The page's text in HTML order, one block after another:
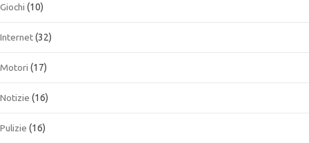
Giochi (10)
Internet(32)
Motori (17)
Notizie (16)
Pulizie (16)